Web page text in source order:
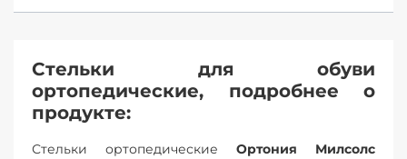
Стельки для обуви
ортопедические, подробнее о
продукте:
Стельки ортопедические Ортония Милсолс